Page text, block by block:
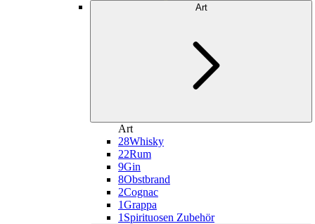
Art
Art
28Whisky
22Rum
9Gin
8Obstbrand
2Cognac
1Grappa
1 Spirituosen Zubehör